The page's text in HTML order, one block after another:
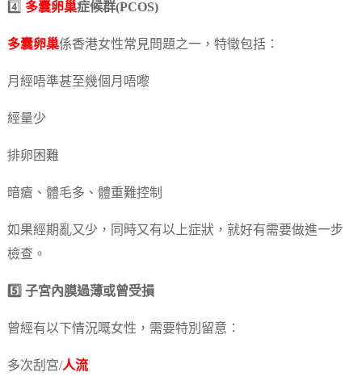
4️⃣ 多囊卵巢症候群(PCOS)
多囊卵巢係香港女性常見問題之一，特徵包括：
月經唔準甚至幾個月唔嚟
經量少
排卵困難
暗瘡、體毛多、體重難控制
如果經期亂又少，同時又有以上症狀，就好有需要做進一步
檢查。
5️⃣ 子宮內膜過薄或曾受損
曾經有以下情況嘅女性，需要特別留意：
多次刮宮/人流